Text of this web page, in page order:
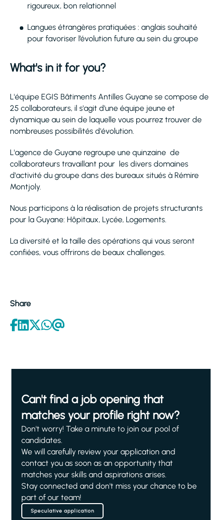
rigoureux, bon relationnel
Langues étrangères pratiquées : anglais souhaité
pour favoriser l’évolution future au sein du groupe
What's in it for you?
L'équipe EGIS Bâtiments Antilles Guyane se compose de
25 collaborateurs, il s'agit d'une équipe jeune et
dynamique au sein de laquelle vous pourrez trouver de
nombreuses possibilités d'évolution.
L'agence de Guyane regroupe une quinzaine de
collaborateurs travaillant pour les divers domaines
d'activité du groupe dans des bureaux situés à Rémire
Montjoly.
Nous participons à la réalisation de projets structurants
pour la Guyane: Hôpitaux, Lycée, Logements.
La diversité et la taille des opérations qui vous seront
confiées, vous offrirons de beaux challenges.
Share
Can't find a job opening that
matches your profile right now?
Don't worry! Take a minute to join our pool of
candidates.
We will carefully review your application and
contact you as soon as an opportunity that
matches your skills and aspirations arises.
Stay connected and don't miss your chance to be
part of our team!
Speculative application